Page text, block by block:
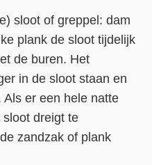
sloot of greppel: dam
plank de sloot tijdelijk
de buren. Het
in de sloot staan en
er een hele natte
dreigt te
zandzak of plank